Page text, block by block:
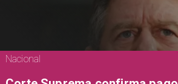
Nacional